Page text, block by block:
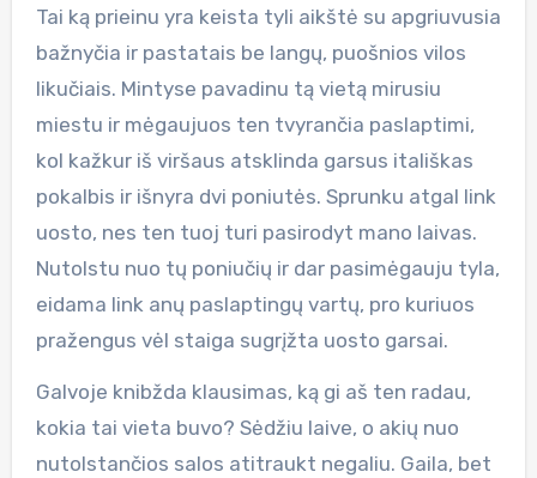
Tai ką prieinu yra keista tyli aikštė su apgriuvusia
bažnyčia ir pastatais be langų, puošnios vilos
likučiais. Mintyse pavadinu tą vietą mirusiu
miestu ir mėgaujuos ten tvyrančia paslaptimi,
kol kažkur iš viršaus atsklinda garsus itališkas
pokalbis ir išnyra dvi poniutės. Sprunku atgal link
uosto, nes ten tuoj turi pasirodyt mano laivas.
Nutolstu nuo tų poniučių ir dar pasimėgauju tyla,
eidama link anų paslaptingų vartų, pro kuriuos
pražengus vėl staiga sugrįžta uosto garsai.
Galvoje knibžda klausimas, ką gi aš ten radau,
kokia tai vieta buvo? Sėdžiu laive, o akių nuo
nutolstančios salos atitraukt negaliu. Gaila, bet